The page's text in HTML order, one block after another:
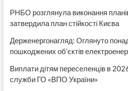
РНБО розглянула виконання планів
затвердила план стійкості Києва
Держенергонагляд: Оглянуто
пошкоджених об’єктів
Виплати дітям переселенців в
служби ГО «ВПО України»